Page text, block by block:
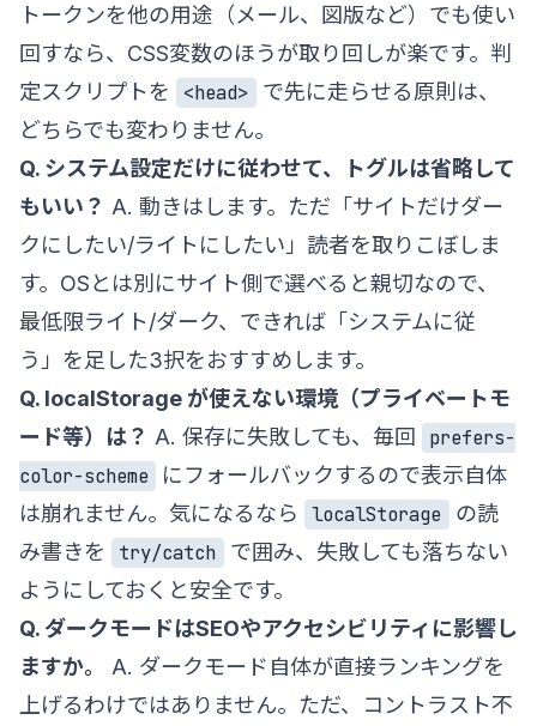
トークンを他の用途（メール、図版など）でも使い
回すなら、CSS変数のほうが取り回しが楽です。判
定スクリプトを
<head>
で先に走らせる原則は、
どちらでも変わりません。
Q. システム設定だけに従わせて、トグルは省略して
もいい？ A. 動きはします。ただ「サイトだけダー
クにしたい/ライトにしたい」読者を取りこぼしま
す。OSとは別にサイト側で選べると親切なので、
最低限ライト/ダーク、できれば「システムに従
う」を足した3択をおすすめします。
Q. localStorage が使えない環境（プライベートモ
ード等）は？ A. 保存に失敗しても、毎回
prefers-
color-scheme
にフォールバックするので表示自体
は崩れません。気になるなら
localStorage
の読
み書きを
try/catch
で囲み、失敗しても落ちない
ようにしておくと安全です。
Q. ダークモードはSEOやアクセシビリティに影響し
ますか。
A. ダークモード自体が直接ランキングを
上げるわけではありません。ただ、コントラスト不